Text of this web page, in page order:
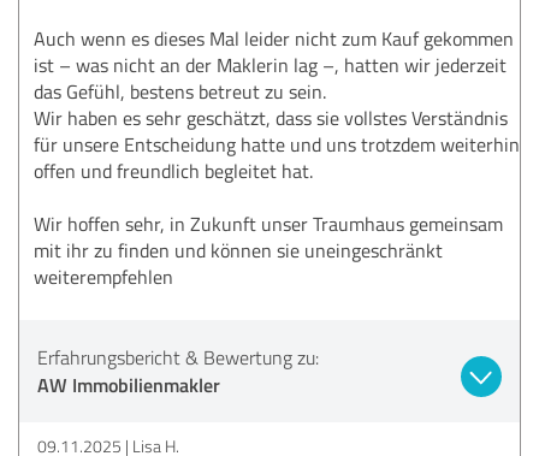
Auch wenn es dieses Mal leider nicht zum Kauf gekommen
ist – was nicht an der Maklerin lag –, hatten wir jederzeit
das Gefühl, bestens betreut zu sein.
Wir haben es sehr geschätzt, dass sie vollstes Verständnis
für unsere Entscheidung hatte und uns trotzdem weiterhin
offen und freundlich begleitet hat.
Wir hoffen sehr, in Zukunft unser Traumhaus gemeinsam
mit ihr zu finden und können sie uneingeschränkt
weiterempfehlen
Erfahrungsbericht & Bewertung zu:
AW Immobilienmakler
09.11.2025 Lisa H.